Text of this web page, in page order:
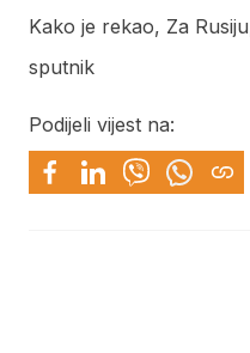
Kako je rekao, Za
sputnik
Podijeli vijest na: